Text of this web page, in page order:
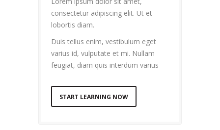
consectetur adipiscing elit. Ut et
lobortis diam.
Duis tellus enim, vestibulum eget
varius id, vulputate et mi. Nullam
feugiat, diam quis interdum varius
START LEARNING NOW